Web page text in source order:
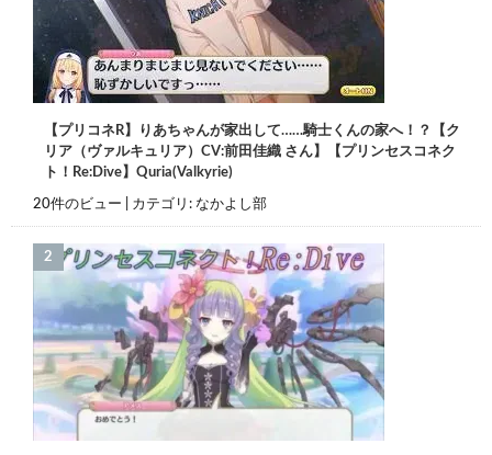
【プリコネR】りあちゃんが家出して……騎士くんの家へ！？【ク
リア（ヴァルキュリア）CV:前田佳織 さん】【プリンセスコネク
ト！Re:Dive】Quria(Valkyrie)
20件のビュー カテゴリ: なかよし部